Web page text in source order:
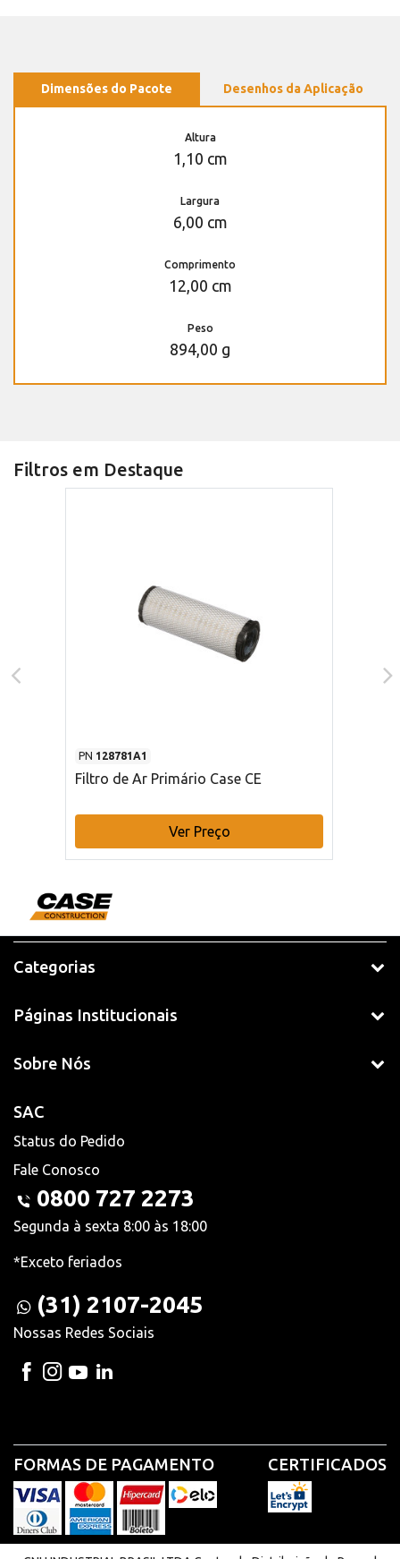
Dimensões do Pacote Desenhos da Aplicação
Altura
1,10 cm
Largura
6,00 cm
Comprimento
12,00 cm
Peso
894,00 g
Filtros em Destaque
PN 128781A1
Filtro de Ar Primário Case CE
Ver Preço
Categorias
Páginas Institucionais
Sobre Nós
SAC
Status do Pedido
Fale Conosco
0800 727 2273
Segunda à sexta 8:00 às 18:00
*Exceto feriados
(31) 2107-2045
Nossas Redes Sociais
FORMAS DE PAGAMENTO CERTIFICADOS